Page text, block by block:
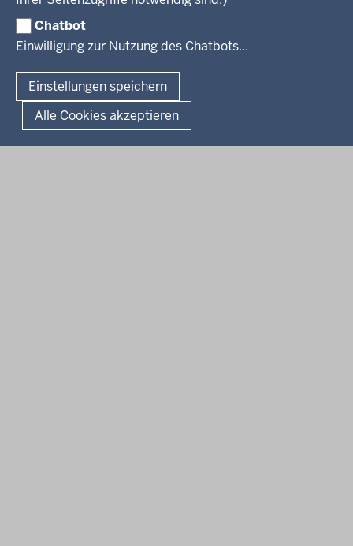
Chatbot
Einwilligung zur Nutzung des Chatbots...
Einstellungen speichern
Alle Cookies akzeptieren
Publikationen
Luftreinhaltepläne
Verfahrensübersichten
Überwachung umweltrelevanter Anlagen
© 2026 Bezirksregierung Köln
Organisationsplan
Lizenzbedingungen Geobasis NRW
Dokumente und Ressourcen
Kontakt